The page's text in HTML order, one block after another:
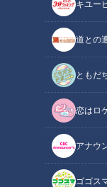
キユー
道との
ともだ
恋はロ
アナウ
ゴゴス
CBCテレビ：画像『
この記事の画像